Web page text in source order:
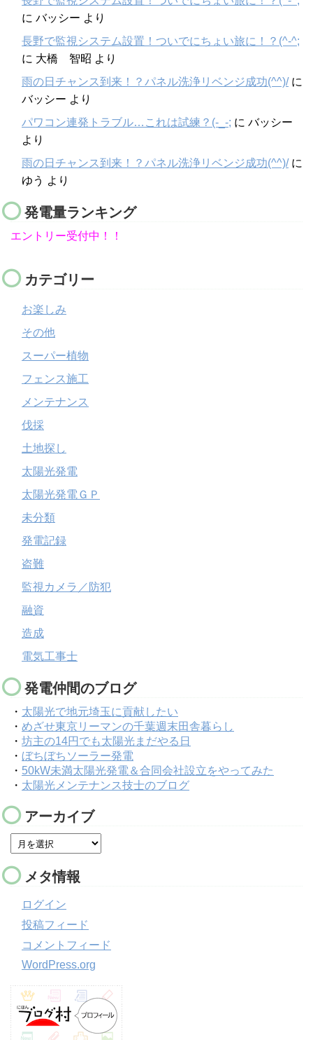
に バッシー より
長野で監視システム設置！ついでにちょい旅に！？(^-^;
に 大橋 智昭 より
雨の日チャンス到来！？パネル洗浄リベンジ成功(^^)/ に
バッシー より
パワコン連発トラブル…これは試練？(-_-; に バッシー
より
雨の日チャンス到来！？パネル洗浄リベンジ成功(^^)/ に
ゆう より
発電量ランキング
エントリー受付中！！
カテゴリー
お楽しみ
その他
スーパー植物
フェンス施工
メンテナンス
伐採
土地探し
太陽光発電
太陽光発電ＧＰ
未分類
発電記録
盗難
監視カメラ／防犯
融資
造成
電気工事士
発電仲間のブログ
・ 太陽光で地元埼玉に貢献したい
・ めざせ東京リーマンの千葉週末田舎暮らし
・ 坊主の14円でも太陽光まだやる日
・ ぼちぼちソーラー発電
・ 50kW未満太陽光発電＆合同会社設立をやってみた
・ 太陽光メンテナンス技士のブログ
アーカイブ
メタ情報
ログイン
投稿フィード
コメントフィード
WordPress.org